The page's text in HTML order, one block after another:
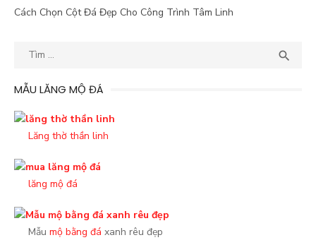
Cách Chọn Cột Đá Đẹp Cho Công Trình Tâm Linh
tìm
cho:

MẪU LĂNG MỘ ĐÁ
Lăng thờ thần linh
lăng mộ đá
Mẫu mộ bằng đá xanh rêu đẹp